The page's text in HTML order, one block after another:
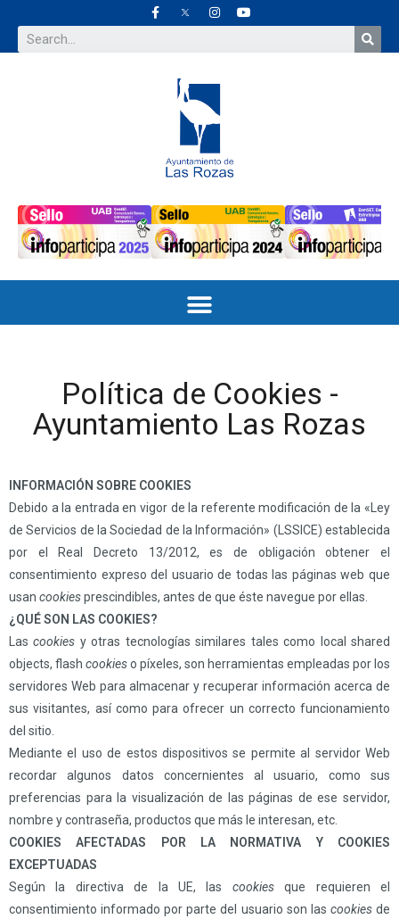
Política de Cookies -
Ayuntamiento Las Rozas
INFORMACIÓN SOBRE COOKIES
Debido a la entrada en vigor de la referente modificación de la «Ley
de Servicios de la Sociedad de la Información» (LSSICE) establecida
por el Real Decreto 13/2012, es de obligación obtener el
consentimiento expreso del usuario de todas las páginas web que
usan cookiesprescindibles, antes de que éste navegue por ellas.
¿QUÉ SON LAS COOKIES?
Lascookies y otras tecnologías similares tales como local shared
objects, flash cookieso píxeles, son herramientas empleadas por los
servidores Web para almacenar y recuperar información acerca de
sus visitantes, así como para ofrecer un correcto funcionamiento
del sitio.
Mediante el uso de estos dispositivos se permite al servidor Web
recordar algunos datos concernientes al usuario, como sus
preferencias para la visualización de las páginas de ese servidor,
nombre y contraseña, productos que más le interesan, etc.
COOKIESAFECTADAS POR LA NORMATIVA Y COOKIES
EXCEPTUADAS
Según la directiva de la UE, las cookiesque requieren el
consentimiento informado por parte del usuario son las cookiesde